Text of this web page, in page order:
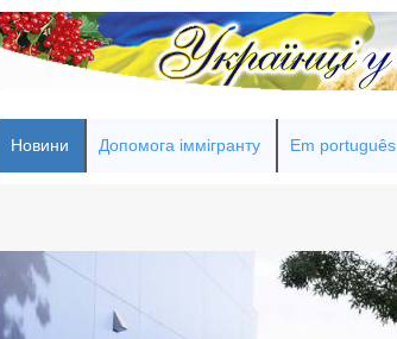
Новини Допомога іммігранту Em português